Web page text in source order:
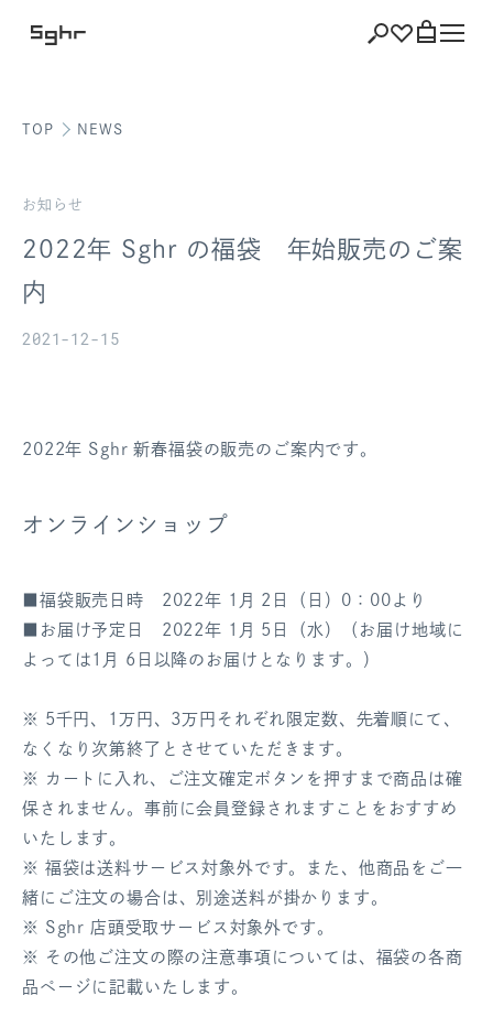
ショッピング
ログアウト
TOP NEWS
お知らせ
2022年 Sghr の福袋 年始販売のご案
内
2021-12-15
2022年 Sghr 新春福袋の販売のご案内です。
オンラインショップ
■福袋販売日時 2022年 1月 2日（日）0：00より
■お届け予定日 2022年 1月 5日（水）（お届け地域に
よっては1月 6日以降のお届けとなります。）
※ 5千円、1万円、3万円それぞれ限定数、先着順にて、
なくなり次第終了とさせていただきます。
※ カートに入れ、ご注文確定ボタンを押すまで商品は確
保されません。事前に会員登録されますことをおすすめ
いたします。
※ 福袋は送料サービス対象外です。また、他商品をご一
緒にご注文の場合は、別途送料が掛かります。
※ Sghr 店頭受取サービス対象外です。
※ その他ご注文の際の注意事項については、福袋の各商
品ページに記載いたします。